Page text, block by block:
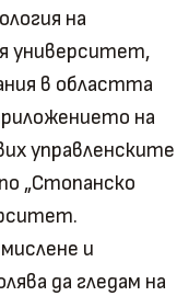
на
университет,
в областта
на
управленските
„Стопанско
и
да гледам на